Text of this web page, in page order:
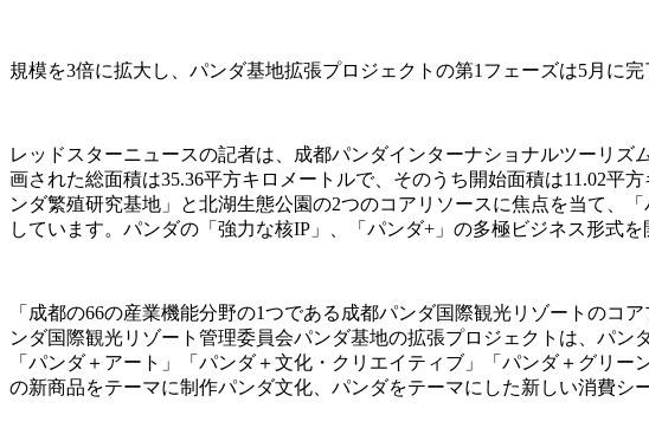
規模を3倍に拡大し、パンダ基地拡張プロジェクトの第1フェーズは5月に完
レッドスターニュースの記者は、成都パンダインターナショナルツーリ
画された総面積は35.36平方キロメートルで、そのうち開始面積は11.02平
ンダ繁殖研究基地」と北湖生態公園の2つのコアリソースに焦点を当て、
しています。パンダの「強力な核IP」、「パンダ+」の多極ビジネス形式
「成都の66の産業機能分野の1つである成都パンダ国際観光リゾートの
ンダ国際観光リゾート管理委員会パンダ基地の拡張プロジェクトは、パ
「パンダ＋アート」「パンダ＋文化・クリエイティブ」「パンダ＋グリ
の新商品をテーマに制作パンダ文化、パンダをテーマにした新しい消費シ